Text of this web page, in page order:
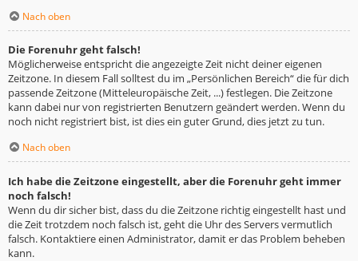
Nach oben
Die Forenuhr geht falsch!
Möglicherweise entspricht die angezeigte Zeit nicht deiner eigenen
Zeitzone. In diesem Fall solltest du im „Persönlichen Bereich“ die für dich
passende Zeitzone (Mitteleuropäische Zeit, ...) festlegen. Die Zeitzone
kann dabei nur von registrierten Benutzern geändert werden. Wenn du
noch nicht registriert bist, ist dies ein guter Grund, dies jetzt zu tun.
Nach oben
Ich habe die Zeitzone eingestellt, aber die Forenuhr geht immer
noch falsch!
Wenn du dir sicher bist, dass du die Zeitzone richtig eingestellt hast und
die Zeit trotzdem noch falsch ist, geht die Uhr des Servers vermutlich
falsch. Kontaktiere einen Administrator, damit er das Problem beheben
kann.